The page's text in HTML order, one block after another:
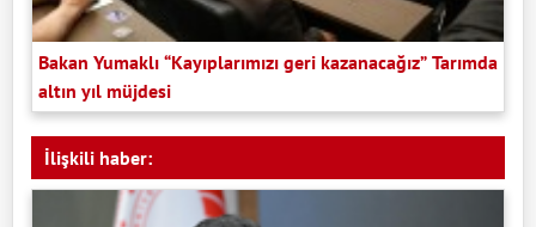
Bakan Yumaklı “Kayıplarımızı geri kazanacağız” Tarımda
altın yıl müjdesi
İlişkili haber: